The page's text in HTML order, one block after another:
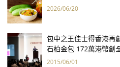
2026/06/20
包中之王佳士得香港再
石柏金包 172萬港幣創
2015/06/01